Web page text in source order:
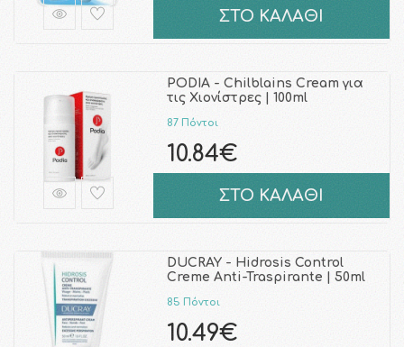
ΣΤΟ ΚΑΛΑΘΙ
PODIA - Chilblains Cream για
τις Χιονίστρες | 100ml
87 Πόντοι
10.84€
ΣΤΟ ΚΑΛΑΘΙ
DUCRAY - Hidrosis Control
Creme Anti-Traspirante | 50ml
85 Πόντοι
10.49€